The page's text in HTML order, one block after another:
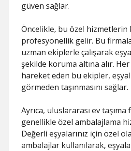
güven sağlar.
Öncelikle, bu özel hizmetlerin
profesyonellik gelir. Bu
uzman ekiplerle çalışarak
şekilde koruma altına alır.
hareket eden bu ekipler,
görmeden taşınmasını sağlar.
Ayrıca, uluslararası ev taşıma
genellikle özel ambalajlama
Değerli eşyalarınız için özel
ambalajlar kullanılarak,